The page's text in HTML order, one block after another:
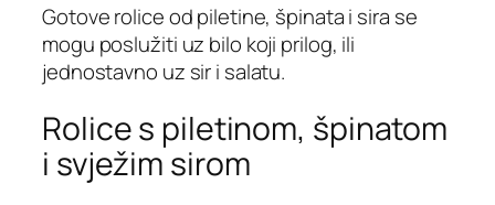
Gotove rolice od piletine, špinata i sira se
mogu poslužiti uz bilo koji prilog, ili
jednostavno uz sir i salatu.
Rolice s piletinom, špinatom
i svježim sirom